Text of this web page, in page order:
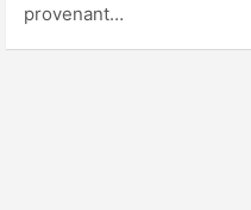
provenant…